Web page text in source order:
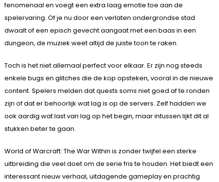
fenomenaal en voegt een extra laag emotie toe aan de
spelervaring. Of je nu door een verlaten ondergrondse stad
dwaalt of een episch gevecht aangaat met een baas in een
dungeon, de muziek weet altijd de juiste toon te raken.
Toch is het niet allemaal perfect voor elkaar. Er zijn nog steeds
enkele bugs en glitches die de kop opsteken, vooral in de nieuwe
content. Spelers melden dat quests soms niet goed af te ronden
zijn of dat er behoorlijk wat lag is op de servers. Zelf hadden we
ook aardig wat last van lag op het begin, maar intussen lijkt dit al
stukken beter te gaan.
World of Warcraft: The War Within is zonder twijfel een sterke
uitbreiding die veel doet om de serie fris te houden. Het biedt een
interessant nieuw verhaal, uitdagende gameplay en prachtig